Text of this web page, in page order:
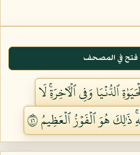
فتح في المصحف
ٱلدُّنۡيَا وَفِي ٱلۡأٓخِرَةِۚ لَا
هُوَ ٱلۡفَوۡزُ ٱلۡعَظِيمُ ٦٤